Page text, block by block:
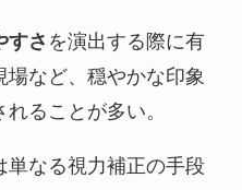
すさ を演出する際に有
など、穏やかな印象
ることが多い。
単なる視力補正の手段